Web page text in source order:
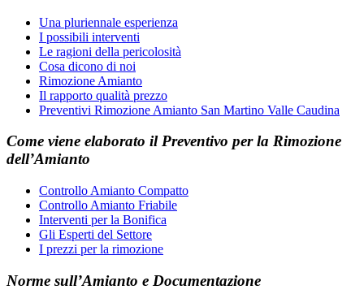
Una pluriennale esperienza
I possibili interventi
Le ragioni della pericolosità
Cosa dicono di noi
Rimozione Amianto
Il rapporto qualità prezzo
Preventivi Rimozione Amianto San Martino Valle Caudina
Come viene elaborato ilPreventivo per la Rimozione
dell’Amianto
Controllo Amianto Compatto
Controllo Amianto Friabile
Interventi per la Bonifica
Gli Esperti del Settore
I prezzi per la rimozione
Norme sull’Amianto e Documentazione